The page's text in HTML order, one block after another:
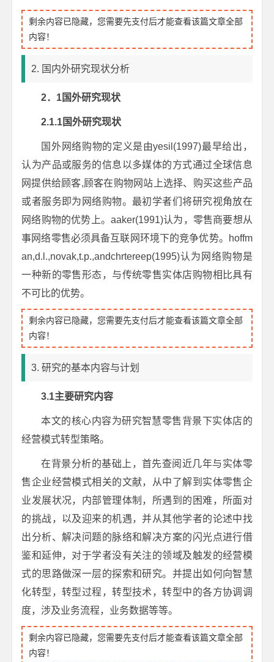
剩余内容已隐藏，您需要先支付后才能查看该篇文章全部
内容！
2. 国内外研究现状分析
2．1国外研究现状
2.1.1国外研究现状
国外网络购物的定义是由yesil(1997)最早给出，
认为产品或服务的信息以多媒体的方式通过全球信息
网提供给顾客,顾客在购物网站上选择、购买这些产品
或者服务即为网络购物。最初学者们将研究视角放在
网络购物的优势上。aaker(1991)认为，零售商要想从
事网络零售必须具备互联网环境下的竞争优势。hoffm
an,d.l.,novak,t.p.,andchrtereep(1995)认为网络购物是
一种新的零售形态，与传统零售实体店购物相比具有
不可比的优势。
剩余内容已隐藏，您需要先支付后才能查看该篇文章全部
内容！
3. 研究的基本内容与计划
3.1主要研究内容
本文的核心内容为研究智慧零售背景下实体店的
经营模式转型策略。
在背景分析的基础上，首先查阅近几年与实体零
售企业经营模式相关的文献，从中了解到实体零售企
业发展状况，内部管理体制，所遇到的困难，所面对
的挑战，以及迎来的机遇，并从其他学者的论述中找
出分析、解决问题的脉络和解决方案的闪光点进行借
鉴和延伸，对于学者没有关注的领域及触发的经营模
式的思路做深一层的探索和研究。并提出如何向智慧
化转型，转型过程，转型技术，转型中的各方协调调
度，涉及业务流程，业务数据等等。
剩余内容已隐藏，您需要先支付后才能查看该篇文章全部
内容！